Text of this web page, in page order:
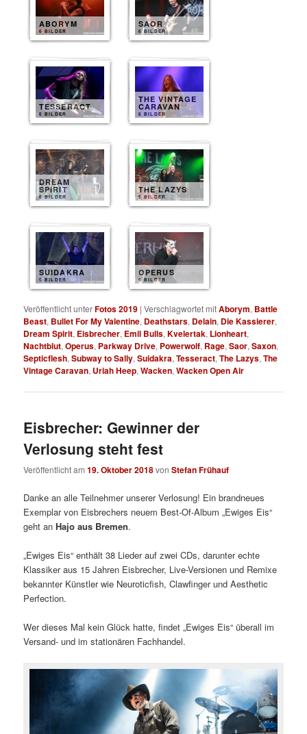
ABORYM
6 BILDER
SAOR
6 BILDER
TESSERACT
6 BILDER
THE VINTAGE
CARAVAN
6 BILDER
DREAM
SPIRIT
6 BILDER
THE LAZYS
5 BILDER
SUIDAKRA
5 BILDER
OPERUS
5 BILDER
Veröffentlicht unterFotos 2019 |Verschlagwortet mitAborym, Battle
Beast, Bullet For My Valentine, Deathstars, Delain, Die Kassierer,
Dream Spirit, Eisbrecher, Emil Bulls,Kvelertak, Lionheart,
Nachtblut,Operus, Parkway Drive, Powerwolf, Rage,Saor,Saxon,
Septicflesh,Subway to Sally,Suidakra,Tesseract,The Lazys,The
Vintage Caravan, Uriah Heep,Wacken,Wacken Open Air
Eisbrecher: Gewinner der
Verlosung steht fest
Veröffentlicht am19. Oktober 2018vonStefan Frühauf
Danke an alle Teilnehmer unserer Verlosung! Ein brandneues
Exemplar von Eisbrechers neuem Best-Of-Album „Ewiges Eis“
geht anHajo aus Bremen.
„Ewiges Eis“ enthält 38 Lieder auf zwei CDs, darunter echte
Klassiker aus 15 Jahren Eisbrecher, Live-Versionen und Remixe
bekannter Künstler wie Neuroticfish, Clawfinger und Aesthetic
Perfection.
Wer dieses Mal kein Glück hatte, findet „Ewiges Eis“ überall im
Versand- und im stationären Fachhandel.